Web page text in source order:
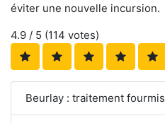
éviter une nouvelle incursion.
4.9 / 5 (114 votes)
Beurlay : traitement fourmis